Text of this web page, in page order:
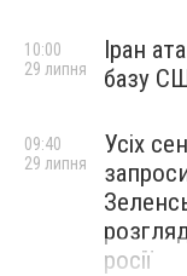
Іран
базу
10:00
29 липня
Усіх
росії
09:40
29 липня